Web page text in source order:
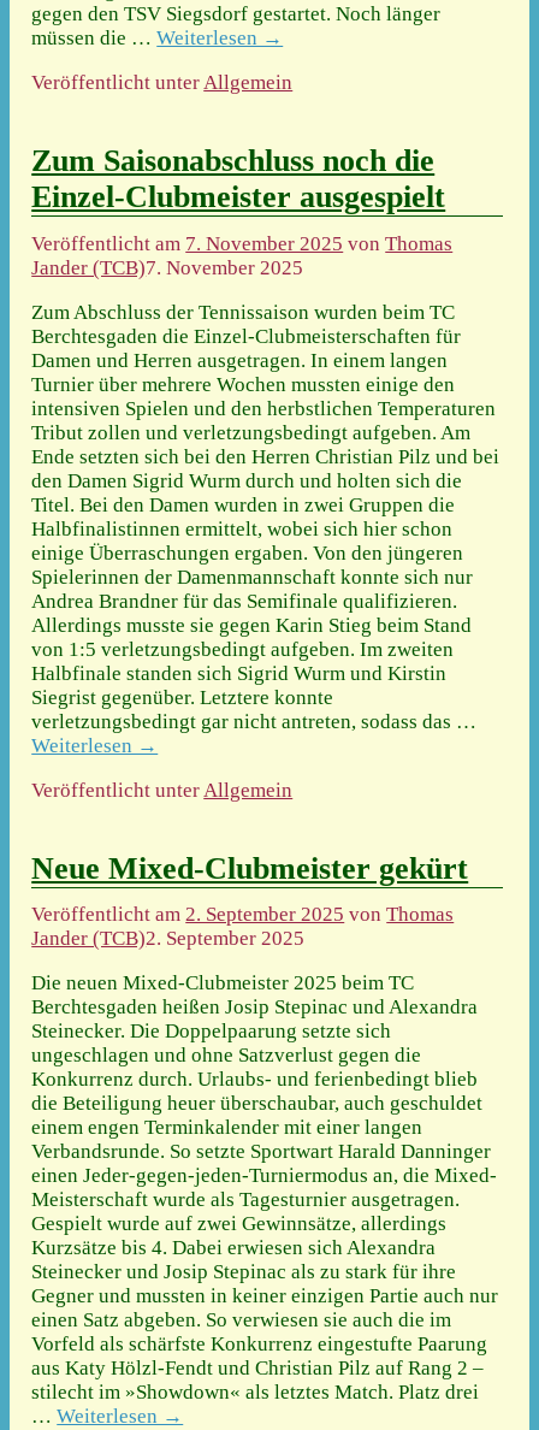
gegen den TSV Siegsdorf gestartet. Noch länger
müssen die … Weiterlesen →
Veröffentlicht unterAllgemein
Zum Saisonabschluss noch die
Einzel-Clubmeister ausgespielt
Veröffentlicht am 7. November 2025 vonThomas
Jander (TCB)7. November 2025
Zum Abschluss der Tennissaison wurden beim TC
Berchtesgaden die Einzel-Clubmeisterschaften für
Damen und Herren ausgetragen. In einem langen
Turnier über mehrere Wochen mussten einige den
intensiven Spielen und den herbstlichen Temperaturen
Tribut zollen und verletzungsbedingt aufgeben. Am
Ende setzten sich bei den Herren Christian Pilz und bei
den Damen Sigrid Wurm durch und holten sich die
Titel. Bei den Damen wurden in zwei Gruppen die
Halbfinalistinnen ermittelt, wobei sich hier schon
einige Überraschungen ergaben. Von den jüngeren
Spielerinnen der Damenmannschaft konnte sich nur
Andrea Brandner für das Semifinale qualifizieren.
Allerdings musste sie gegen Karin Stieg beim Stand
von 1:5 verletzungsbedingt aufgeben. Im zweiten
Halbfinale standen sich Sigrid Wurm und Kirstin
Siegrist gegenüber. Letztere konnte
verletzungsbedingt gar nicht antreten, sodass das …
Weiterlesen →
Veröffentlicht unter Allgemein
Neue Mixed-Clubmeister gekürt
Veröffentlicht am2. September 2025 vonThomas
Jander (TCB)2. September 2025
Die neuen Mixed-Clubmeister 2025 beim TC
Berchtesgaden heißen Josip Stepinac und Alexandra
Steinecker. Die Doppelpaarung setzte sich
ungeschlagen und ohne Satzverlust gegen die
Konkurrenz durch. Urlaubs- und ferienbedingt blieb
die Beteiligung heuer überschaubar, auch geschuldet
einem engen Terminkalender mit einer langen
Verbandsrunde. So setzte Sportwart Harald Danninger
einen Jeder-gegen-jeden-Turniermodus an, die Mixed-
Meisterschaft wurde als Tagesturnier ausgetragen.
Gespielt wurde auf zwei Gewinnsätze, allerdings
Kurzsätze bis 4. Dabei erwiesen sich Alexandra
Steinecker und Josip Stepinac als zu stark für ihre
Gegner und mussten in keiner einzigen Partie auch nur
einen Satz abgeben. So verwiesen sie auch die im
Vorfeld als schärfste Konkurrenz eingestufte Paarung
aus Katy Hölzl-Fendt und Christian Pilz auf Rang 2 –
stilecht im »Showdown« als letztes Match. Platz drei
… Weiterlesen →